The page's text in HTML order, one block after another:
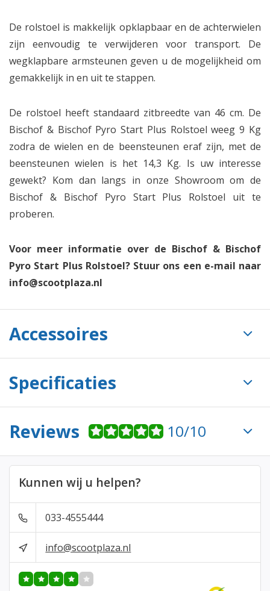
De rolstoel is makkelijk opklapbaar en de achterwielen
zijn eenvoudig te verwijderen voor transport. De
wegklapbare armsteunen geven u de mogelijkheid om
gemakkelijk in en uit te stappen.
De rolstoel heeft standaard zitbreedte van 46 cm. De
Bischof & Bischof Pyro Start Plus Rolstoel weeg 9 Kg
zodra de wielen en de beensteunen eraf zijn, met de
beensteunen wielen is het 14,3 Kg. Is uw interesse
gewekt? Kom dan langs in onze Showroom om de
Bischof & Bischof Pyro Start Plus Rolstoel uit te
proberen.
Voor meer informatie over de Bischof & Bischof
Pyro Start Plus Rolstoel? Stuur ons een e-mail naar
info@scootplaza.nl
Accessoires
Specificaties
Reviews 10/10
Kunnen wij u helpen?
033-4555444
info@scootplaza.nl